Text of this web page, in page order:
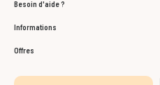
Besoin d'aide ?
Informations
Offres